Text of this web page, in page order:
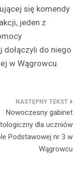
się komendy
jeden z
dołączyli do niego
w Wągrowcu.
Nowoczesny gabinet
dla uczniów
Podstawowej nr 3 w
Wągrowcu